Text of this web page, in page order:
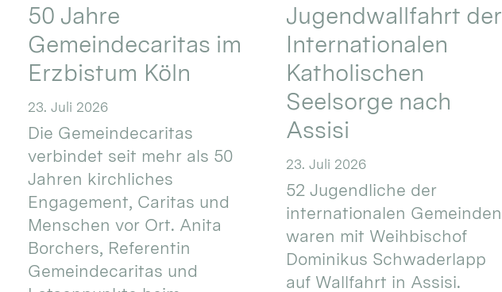
50 Jahre
Gemeindecaritas im
Erzbistum Köln
23. Juli 2026
Die Gemeindecaritas
verbindet seit mehr als 50
Jahren kirchliches
Engagement, Caritas und
Menschen vor Ort. Anita
Borchers, Referentin
Gemeindecaritas und
Jugendwallfahrt der
Internationalen
Katholischen
Seelsorge nach
Assisi
23. Juli 2026
52 Jugendliche der
internationalen Gemeinden
waren mit Weihbischof
Dominikus Schwaderlapp
auf Wallfahrt in Assisi.